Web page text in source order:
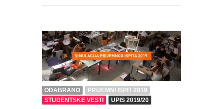
ODABRANO
PRIJEMNI ISPIT 2019
STUDENTSKE VESTI
UPIS 2019/20